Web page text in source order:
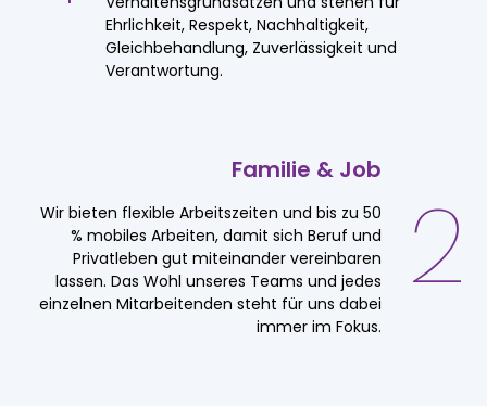
Ehrlichkeit, Respekt, Nachhaltigkeit,
Gleichbehandlung, Zuverlässigkeit und
Verantwortung.
2
Familie & Job
Wir bieten flexible Arbeitszeiten und bis zu 50
% mobiles Arbeiten, damit sich Beruf und
Privatleben gut miteinander vereinbaren
lassen. Das Wohl unseres Teams und jedes
einzelnen Mitarbeitenden steht für uns dabei
immer im Fokus.